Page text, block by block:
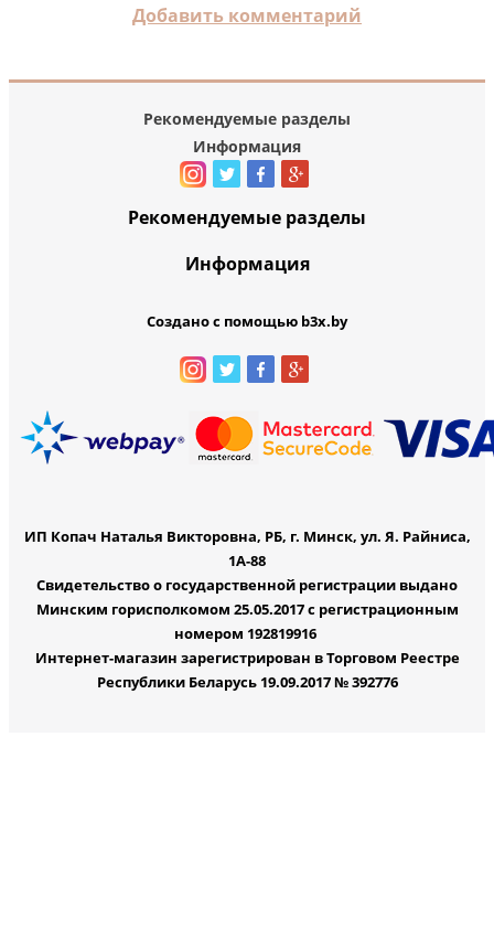
Добавить комментарий
Рекомендуемые разделы
Информация
Рекомендуемые разделы
Информация
Создано с помощью b3x.by
ИП Копач Наталья Викторовна, РБ, г. Минск, ул. Я. Райниса,
1А-88
Свидетельство о государственной регистрации выдано
Минским горисполкомом 25.05.2017 с регистрационным
номером 192819916
Интернет-магазин зарегистрирован в Торговом Реестре
Республики Беларусь 19.09.2017 № 392776